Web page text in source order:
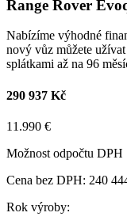
Range Rover
Nabízíme výhodné
nový vůz můžete
splátkami až na 96
290 937 Kč
11.990 €
Možnost odpočtu DPH
Cena bez DPH: 240
Rok výroby: